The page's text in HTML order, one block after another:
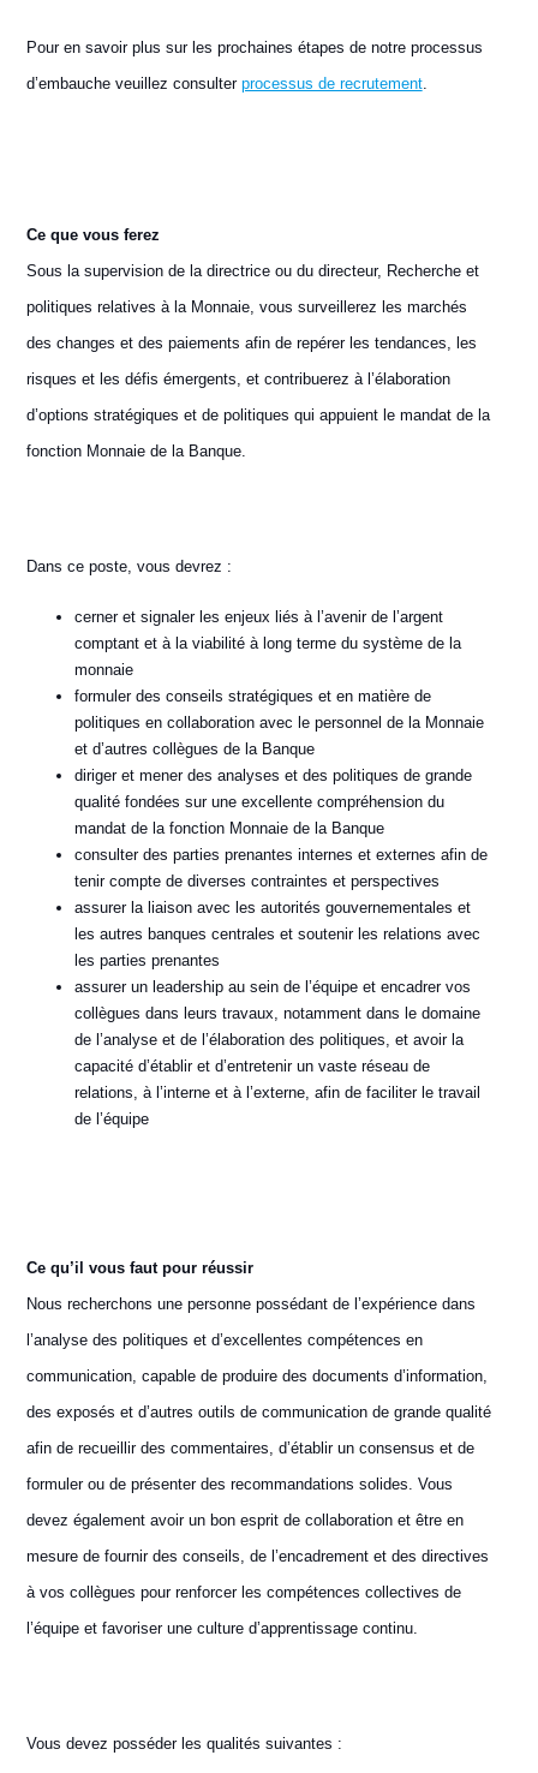
Pour en savoir plus sur les prochaines étapes de notre processus
d’embauche veuillez consulter processus de recrutement.
Ce que vous ferez
Sous la supervision de la directrice ou du directeur, Recherche et
politiques relatives à la Monnaie, vous surveillerez les marchés
des changes et des paiements afin de repérer les tendances, les
risques et les défis émergents, et contribuerez à l’élaboration
d’options stratégiques et de politiques qui appuient le mandat de la
fonction Monnaie de la Banque.
Dans ce poste, vous devrez :
cerner et signaler les enjeux liés à l’avenir de l’argent
comptant et à la viabilité à long terme du système de la
monnaie
formuler des conseils stratégiques et en matière de
politiques en collaboration avec le personnel de la Monnaie
et d’autres collègues de la Banque
diriger et mener des analyses et des politiques de grande
qualité fondées sur une excellente compréhension du
mandat de la fonction Monnaie de la Banque
consulter des parties prenantes internes et externes afin de
tenir compte de diverses contraintes et perspectives
assurer la liaison avec les autorités gouvernementales et
les autres banques centrales et soutenir les relations avec
les parties prenantes
assurer un leadership au sein de l’équipe et encadrer vos
collègues dans leurs travaux, notamment dans le domaine
de l’analyse et de l’élaboration des politiques, et avoir la
capacité d’établir et d’entretenir un vaste réseau de
relations, à l’interne et à l’externe, afin de faciliter le travail
de l’équipe
Ce qu’il vous faut pour réussir
Nous recherchons une personne possédant de l’expérience dans
l’analyse des politiques et d’excellentes compétences en
communication, capable de produire des documents d’information,
des exposés et d’autres outils de communication de grande qualité
afin de recueillir des commentaires, d’établir un consensus et de
formuler ou de présenter des recommandations solides. Vous
devez également avoir un bon esprit de collaboration et être en
mesure de fournir des conseils, de l’encadrement et des directives
à vos collègues pour renforcer les compétences collectives de
l’équipe et favoriser une culture d’apprentissage continu.
Vous devez posséder les qualités suivantes :